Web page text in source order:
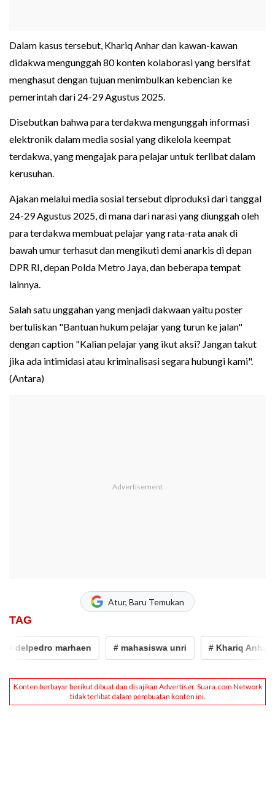
Dalam kasus tersebut, Khariq Anhar dan kawan-kawan
didakwa mengunggah 80 konten kolaborasi yang bersifat
menghasut dengan tujuan menimbulkan kebencian ke
pemerintah dari 24-29 Agustus 2025.
Disebutkan bahwa para terdakwa mengunggah informasi
elektronik dalam media sosial yang dikelola keempat
terdakwa, yang mengajak para pelajar untuk terlibat dalam
kerusuhan.
Ajakan melalui media sosial tersebut diproduksi dari tanggal
24-29 Agustus 2025, di mana dari narasi yang diunggah oleh
para terdakwa membuat pelajar yang rata-rata anak di
bawah umur terhasut dan mengikuti demi anarkis di depan
DPR RI, depan Polda Metro Jaya, dan beberapa tempat
lainnya.
Salah satu unggahan yang menjadi dakwaan yaitu poster
bertuliskan "Bantuan hukum pelajar yang turun ke jalan"
dengan caption "Kalian pelajar yang ikut aksi? Jangan takut
jika ada intimidasi atau kriminalisasi segara hubungi kami".
(Antara)
Atur, Baru Temukan
TAG
delpedro marhaen # mahasiswa unri # Khariq Anhar